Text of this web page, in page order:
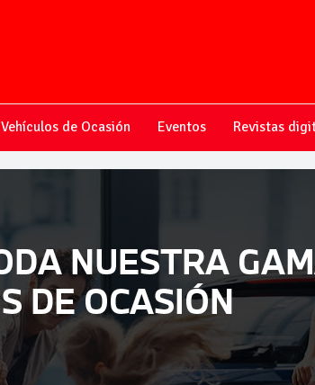
Vehículos de Ocasión Eventos Revistas